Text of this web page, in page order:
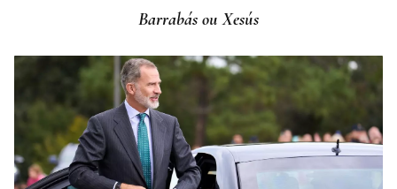
Barrabás ou Xesús